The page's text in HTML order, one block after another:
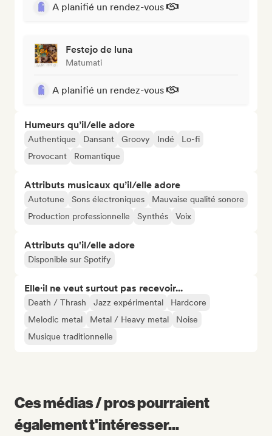
A planifié un rendez-vous
Festejo de luna
Matumati
A planifié un rendez-vous
Humeurs qu’il/elle adore
Authentique Dansant Groovy Indé
Lo-fi
Provocant
Romantique
Attributs musicaux qu’il/elle adore
Autotune Sons électroniques
Mauvaise qualité sonore
Production professionnelle
Synthés Voix
Attributs qu'il/elle adore
Disponible sur Spotify
Elle·il ne veut surtout pas recevoir...
Death / Thrash Jazz expérimental
Hardcore
Melodic metal
Metal / Heavy metal
Noise
Musique traditionnelle
Ces médias / pros pourraient
également t'intéresser...